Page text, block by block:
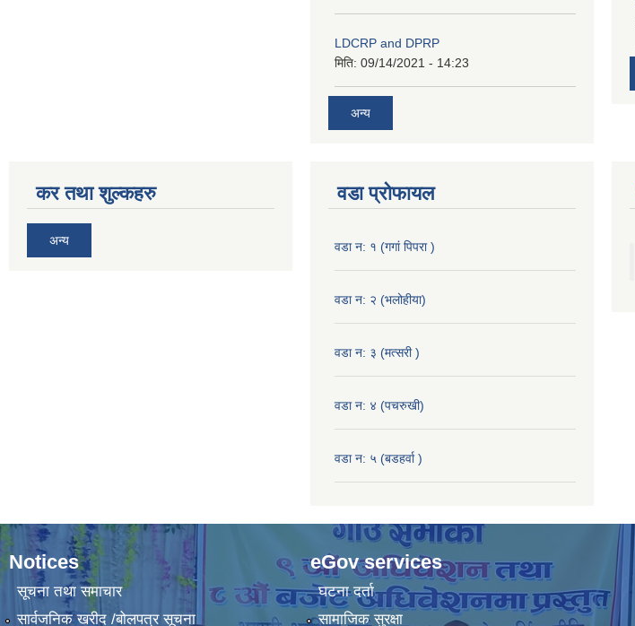
LDCRP and DPRP
मिति: 09/14/2021 - 14:23
अन्य
कर तथा शुल्कहरु
अन्य
वडा प्रोफायल
वडा न: १ (गगां पिपरा )
वडा न: २ (भलोहीया)
वडा न: ३ (मत्सरी )
वडा न: ४ (पचरुखी)
वडा न: ५ (बडहर्वा )
Notices
सूचना तथा समाचार
सार्वजनिक खरीद /बोलपत्र सूचना
eGov services
घटना दर्ता
सामाजिक सुरक्षा